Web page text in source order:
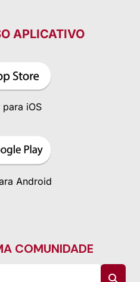
APLICATIVO
para iOS
Android
COMUNIDADE